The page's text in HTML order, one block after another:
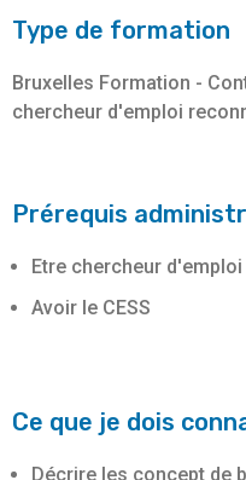
Type de formation
Bruxelles Formation -
chercheur d'emploi
Prérequis
Etre chercheur d'emploi
Avoir le CESS
Ce que je dois
Décrire les concept de